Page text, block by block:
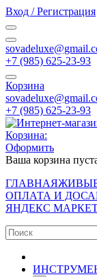
Вход / Регистрация
‭+7 (985) 625-23-93‬
Корзина
‭+7 (985) 625-23-93‬
Корзина:
Оформить
Ваша корзина
ГЛАВНАЯ
ОПЛАТА И
ЯНДЕКС